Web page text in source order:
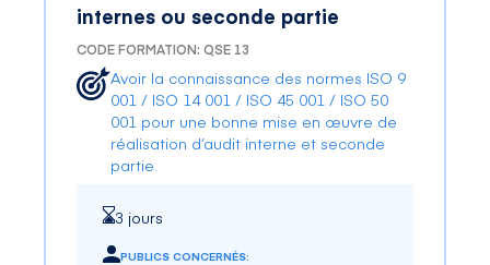
internes ou seconde partie
CODE FORMATION: QSE 13
Avoir la connaissance des normes ISO 9
001 / ISO 14 001 / ISO 45 001 / ISO 50
001 pour une bonne mise en œuvre de
réalisation d’audit interne et seconde
partie.
3 jours
PUBLICS CONCERNÉS: